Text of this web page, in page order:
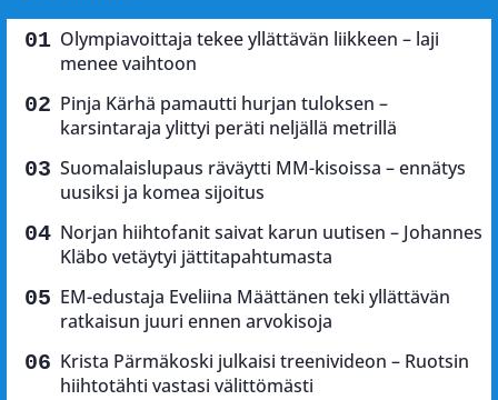
Olympiavoittaja tekee yllättävän liikkeen – laji
menee vaihtoon
Pinja Kärhä pamautti hurjan tuloksen –
karsintaraja ylittyi peräti neljällä metrillä
Suomalaislupaus räväytti MM-kisoissa – ennätys
uusiksi ja komea sijoitus
Norjan hiihtofanit saivat karun uutisen – Johannes
Kläbo vetäytyi jättitapahtumasta
EM-edustaja Eveliina Määttänen teki yllättävän
ratkaisun juuri ennen arvokisoja
Krista Pärmäkoski julkaisi treenivideon – Ruotsin
hiihtotähti vastasi välittömästi